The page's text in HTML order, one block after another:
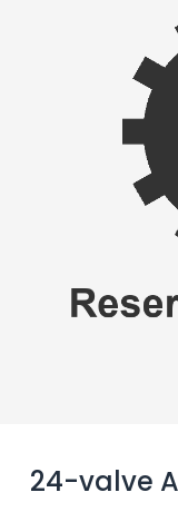
24-valve